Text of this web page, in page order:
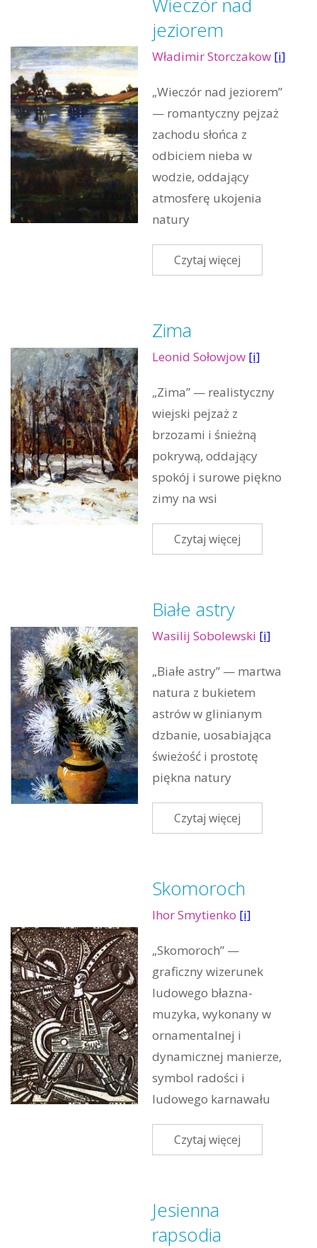
Wieczór nad
jeziorem
Władimir Storczakow [i]
„Wieczór nad jeziorem”
— romantyczny pejzaż
zachodu słońca z
odbiciem nieba w
wodzie, oddający
atmosferę ukojenia
natury
Czytaj więcej
Zima
Leonid Sołowjow [i]
„Zima” — realistyczny
wiejski pejzaż z
brzozami i śnieżną
pokrywą, oddający
spokój i surowe piękno
zimy na wsi
Czytaj więcej
Białe astry
Wasilij Sobolewski [i]
„Białe astry” — martwa
natura z bukietem
astrów w glinianym
dzbanie, uosabiająca
świeżość i prostotę
piękna natury
Czytaj więcej
Skomoroch
Ihor Smytienko [i]
„Skomoroch” —
graficzny wizerunek
ludowego błazna-
muzyka, wykonany w
ornamentalnej i
dynamicznej manierze,
symbol radości i
ludowego karnawału
Czytaj więcej
Jesienna
rapsodia